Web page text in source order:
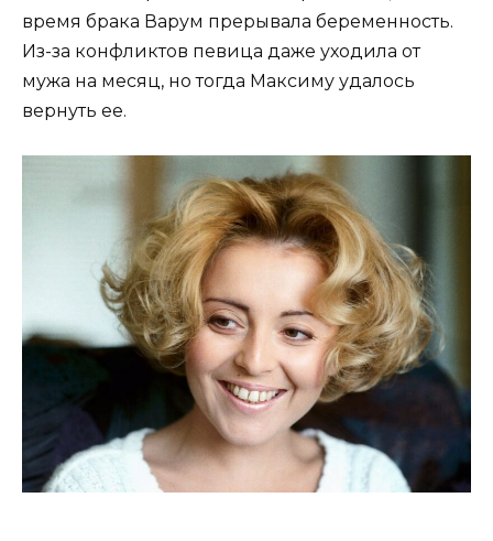
время брака Варум прерывала беременность.
Из-за конфликтов певица даже уходила от
мужа на месяц, но тогда Максиму удалось
вернуть ее.